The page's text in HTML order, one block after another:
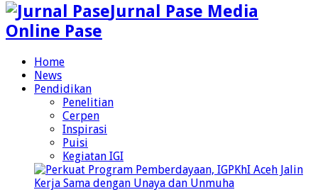
Jurnal Pase Media
Online Pase
Home
News
Pendidikan
Penelitian
Cerpen
Inspirasi
Puisi
Kegiatan IGI